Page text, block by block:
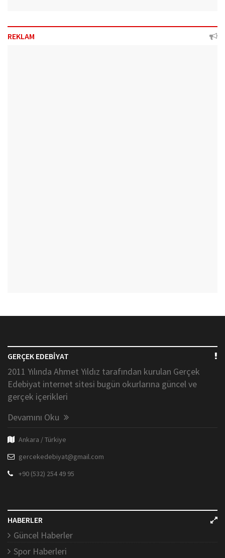
REKLAM
GERÇEK EDEBİYAT
2011 Yılında Ahmet Yıldız tarafından kurulan Gerçek
Edebiyat internet sitesi bugün okurlarına güncel ve
gerçek içerikleri
Devamını Oku
Ankara / Türkiye
gercekedebiyat@gmail.com
+90 (532) 254 49 95
HABERLER
Güncel Haberler
Spor Haberleri